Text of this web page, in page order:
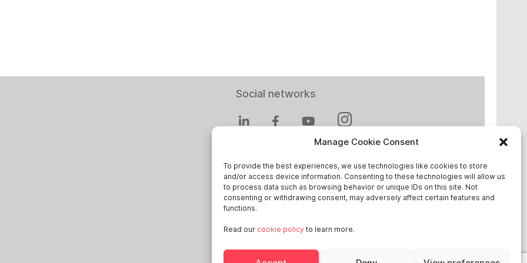
Manage Cookie Consent
To provide the best experiences, we use technologies like cookies to store
and/or access device information. Consenting to these technologies will allow us
to process data such as browsing behavior or unique IDs on this site. Not
consenting or withdrawing consent, may adversely affect certain features and
functions.
Read our cookie policy to learn more.
Social networks
Smart in Europe
Deutschland
Sverige